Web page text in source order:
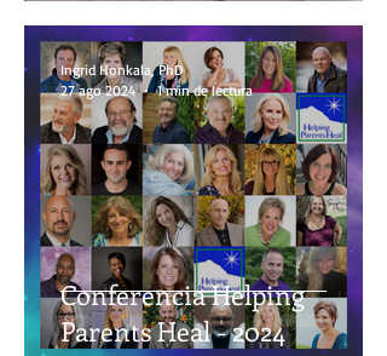
Conferencia Helping
Parents Heal - 2024
Ingrid Honkala, PhD
27 ago 2024
1 min de lectura